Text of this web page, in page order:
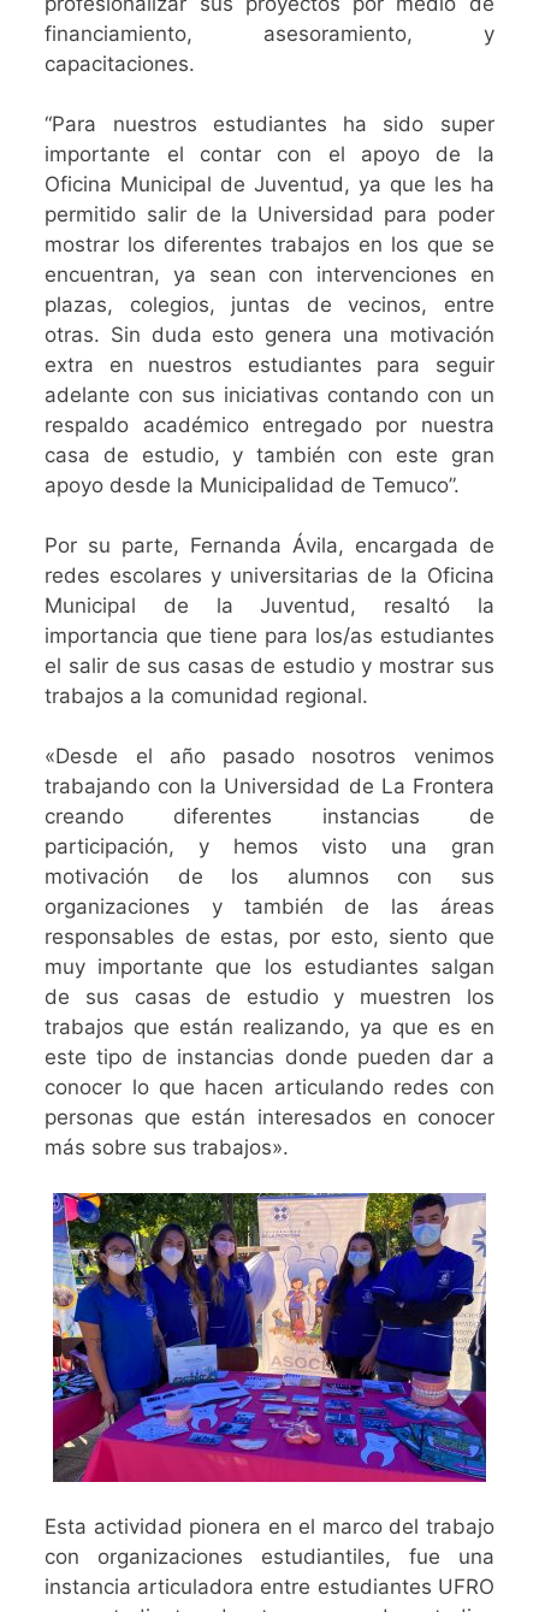
financiamiento, asesoramiento, y
capacitaciones.
“Para nuestros estudiantes ha sido super
importante el contar con el apoyo de la
Oficina Municipal de Juventud, ya que les ha
permitido salir de la Universidad para poder
mostrar los diferentes trabajos en los que se
encuentran, ya sean con intervenciones en
plazas, colegios, juntas de vecinos, entre
otras. Sin duda esto genera una motivación
extra en nuestros estudiantes para seguir
adelante con sus iniciativas contando con un
respaldo académico entregado por nuestra
casa de estudio, y también con este gran
apoyo desde la Municipalidad de Temuco”.
Por su parte, Fernanda Ávila, encargada de
redes escolares y universitarias de la Oficina
Municipal de la Juventud, resaltó la
importancia que tiene para los/as estudiantes
el salir de sus casas de estudio y mostrar sus
trabajos a la comunidad regional.
«Desde el año pasado nosotros venimos
trabajando con la Universidad de La Frontera
creando diferentes instancias de
participación, y hemos visto una gran
motivación de los alumnos con sus
organizaciones y también de las áreas
responsables de estas, por esto, siento que
muy importante que los estudiantes salgan
de sus casas de estudio y muestren los
trabajos que están realizando, ya que es en
este tipo de instancias donde pueden dar a
conocer lo que hacen articulando redes con
personas que están interesados en conocer
más sobre sus trabajos».
Esta actividad pionera en el marco del trabajo
con organizaciones estudiantiles, fue una
instancia articuladora entre estudiantes UFRO